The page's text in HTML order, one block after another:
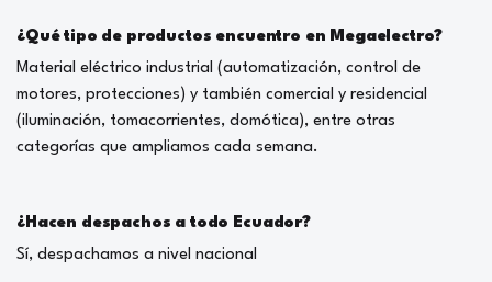
¿Qué tipo de productos encuentro en Megaelectro?
Material eléctrico industrial (automatización, control de
motores, protecciones) y también comercial y residencial
(iluminación, tomacorrientes, domótica), entre otras
categorías que ampliamos cada semana.
¿Hacen despachos a todo Ecuador?
Sí, despachamos a nivel nacional